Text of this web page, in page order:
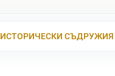
ИСТОРИЧЕСКИ СЪДРУЖИЯ